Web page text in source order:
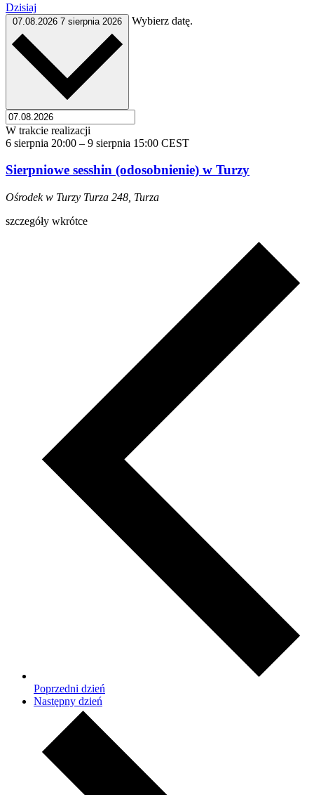
Dzisiaj
07.08.2026 7 sierpnia 2026 Wybierz datę.
W trakcie realizacji
6 sierpnia 20:00 – 9 sierpnia 15:00 CEST
Sierpniowe sesshin (odosobnienie) w Turzy
Ośrodek w Turzy Turza 248, Turza
szczegóły wkrótce
Poprzedni dzień
Następny dzień